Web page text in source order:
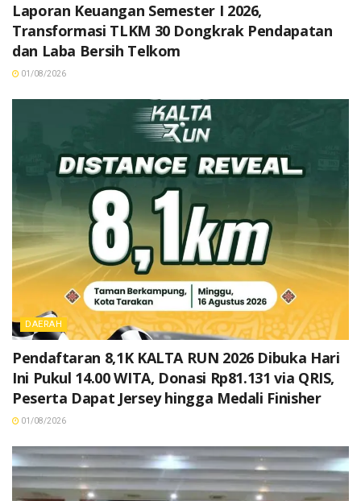
Laporan Keuangan Semester I 2026,
Transformasi TLKM 30 Dongkrak Pendapatan
dan Laba Bersih Telkom
01/08/2026
DAERAH
Pendaftaran 8,1K KALTA RUN 2026 Dibuka Hari
Ini Pukul 14.00 WITA, Donasi Rp81.131 via QRIS,
Peserta Dapat Jersey hingga Medali Finisher
01/08/2026